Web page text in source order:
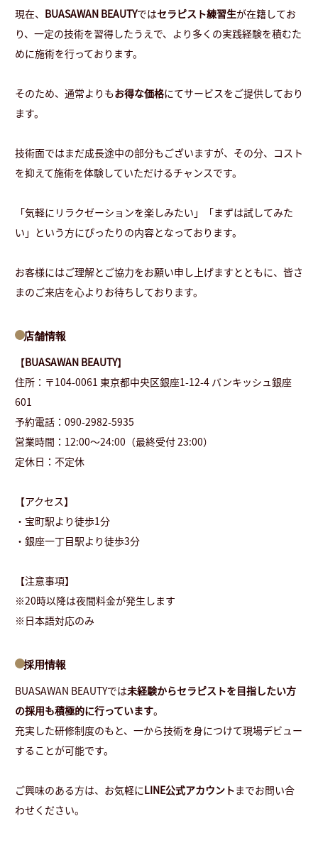
現在、 BUASAWAN BEAUTYではセラピスト練習生が在籍してお
り、一定の技術を習得したうえで、より多くの実践経験を積むた
めに施術を行っております。
そのため、通常よりもお得な価格にてサービスをご提供しており
ます。
技術面ではまだ成長途中の部分もございますが、その分、コスト
を抑えて施術を体験していただけるチャンスです。
「気軽にリラクゼーションを楽しみたい」「まずは試してみた
い」という方にぴったりの内容となっております。
お客様にはご理解とご協力をお願い申し上げますとともに、皆さ
まのご来店を心よりお待ちしております。
店舗情報
【BUASAWAN BEAUTY】
住所：〒104-0061 東京都中央区銀座1-12-4 バンキッシュ銀座
601
予約電話：090-2982-5935
営業時間：12:00～24:00（最終受付 23:00）
定休日：不定休
【アクセス】
・宝町駅より徒歩1分
・銀座一丁目駅より徒歩3分
【注意事項】
※20時以降は夜間料金が発生します
※日本語対応のみ
採用情報
BUASAWAN BEAUTYでは未経験からセラピストを目指したい方
の採用も積極的に行っています。
充実した研修制度のもと、一から技術を身につけて現場デビュー
することが可能です。
ご興味のある方は、お気軽にLINE公式アカウントまでお問い合
わせください。